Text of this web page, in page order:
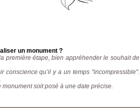
un monument ?
première étape, bien appréhender le souhait de
conscience qu’il y a un temps "incompressible".
soit posé à une date précise.